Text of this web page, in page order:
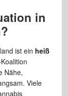
in
ist ein heiß
Nähe,
Viele